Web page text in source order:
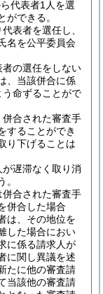
代表者1人を選
できる。
表者を選任し、
名を公平委員会
の選任をしない
、当該併合に係
命ずることがで
合された審査手
することができ
り下げることは
遅滞なく取り消
。
合された審査手
併合した場合
は、その地位を
した場合におい
に係る請求人が
に関し異議を述
たに他の審査請
当該他の審査請